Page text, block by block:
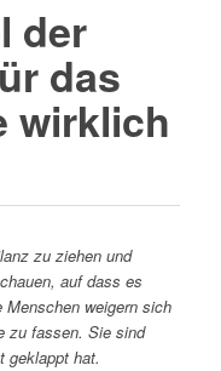
der
das
wirklich
zu ziehen und
auf dass es
Menschen weigern sich
zu fassen. Sie sind
geklappt hat.